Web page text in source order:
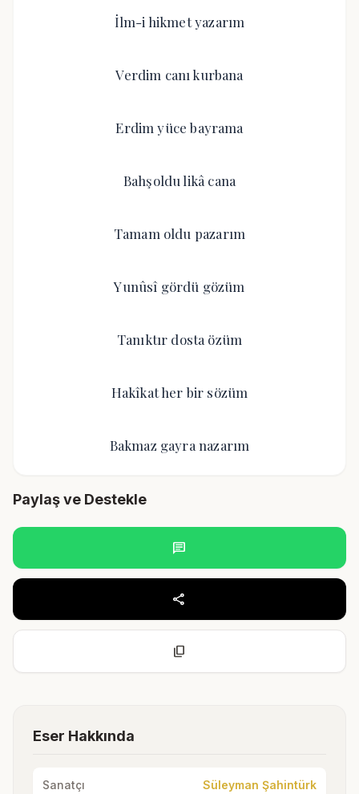
İlm-i hikmet yazarım
Verdim canı kurbana
Erdim yüce bayrama
Bahşoldu likâ cana
Tamam oldu pazarım
Yunûsî gördü gözüm
Tanıktır dosta özüm
Hakîkat her bir sözüm
Bakmaz gayra nazarım
Paylaş ve Destekle
chat
share
content_copy
Eser Hakkında
Sanatçı Süleyman Şahintürk